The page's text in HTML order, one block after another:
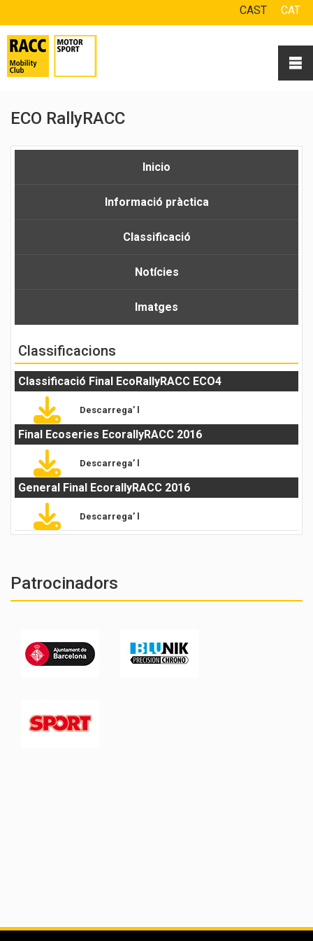
CAST CAT
ECO RallyRACC
Inicio
Informació pràctica
Classificació
Notícies
Imatges
Classificacions
Classificació Final EcoRallyRACC ECO4
Descarrega’ l
Final Ecoseries EcorallyRACC 2016
Descarrega’ l
General Final EcorallyRACC 2016
Descarrega’ l
Patrocinadors